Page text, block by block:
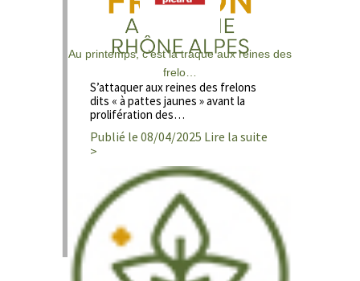
Au printemps, c’est la traque aux reines des
frelo…
S’attaquer aux reines des frelons
dits « à pattes jaunes » avant la
prolifération des…
Publié le 08/04/2025 Lire la suite
>